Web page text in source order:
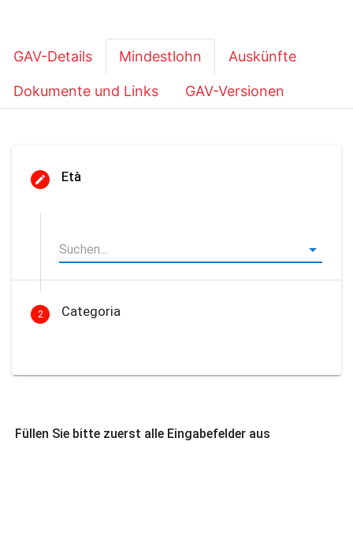
GAV-Details Mindestlohn Auskünfte
Dokumente und Links GAV-Versionen
Età
2 Categoria
Füllen Sie bitte zuerst alle Eingabefelder aus